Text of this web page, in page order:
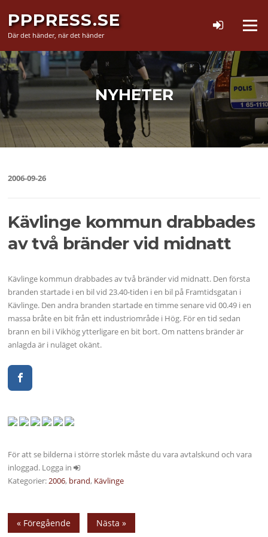
innehåll
PPPRESS.SE
Där det händer, när det händer
Meny
NYHETER
2006-09-26
Kävlinge kommun drabbades
av två bränder vid midnatt
Kävlinge kommun drabbades av två bränder vid midnatt. Den första
branden startade i en bil vid 23.40-tiden i en bil på Framtidsgatan i
Kävlinge. Den andra branden startade en timme senare vid 00.49 i en
massa bråte en bit från ett industriområde i Hög. För en tid sedan
brann en bil i Vikhög ytterligare en bit bort. Om nattens bränder är
anlagda är i nuläget okänt.
För att se bilderna i större storlek måste du vara avtalskund och vara
inloggad. Logga in
Kategorier:2006, brand, Kävlinge
« Föregående Nästa »